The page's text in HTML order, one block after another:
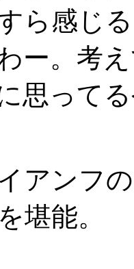
ら感じ
ー。考
思って
アンフ
堪能。